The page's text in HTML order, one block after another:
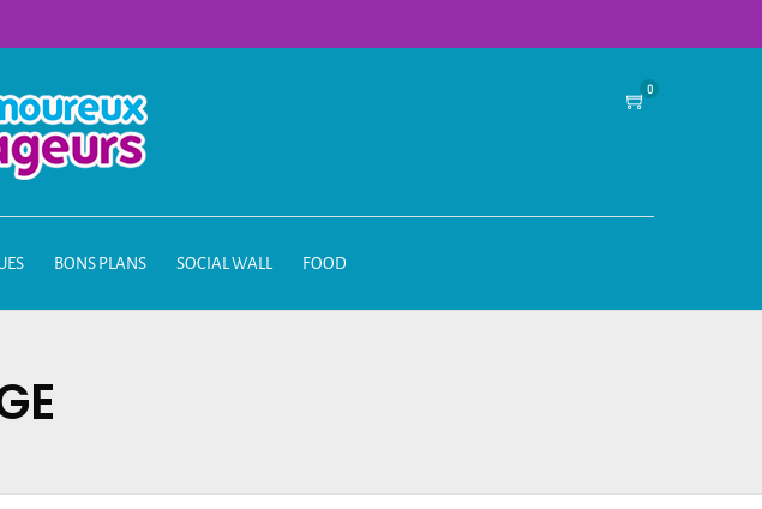
0
BONS PLANS SOCIAL WALL FOOD